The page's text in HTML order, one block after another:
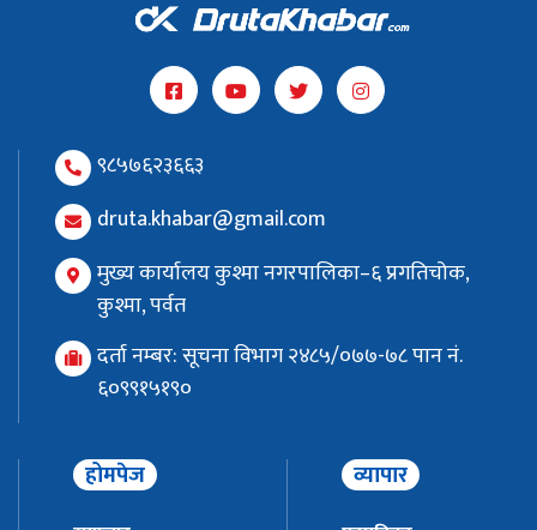
९८५७६२३६६३
druta.khabar@gmail.com
मुख्य कार्यालय कुश्मा नगरपालिका–६ प्रगतिचोक,
कुश्मा, पर्वत
दर्ता नम्बर: सूचना विभाग २४८५/०७७-७८ पान नं.
६०९९१५१९०
होमपेज व्यापार